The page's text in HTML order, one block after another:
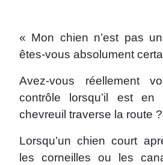
« Mon chien n’est pas
êtes-vous absolument
Avez-vous réellement
contrôle lorsqu’il est en
chevreuil traverse la route ?
Lorsqu’un chien court
les corneilles ou les